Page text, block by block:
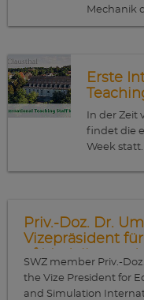
Mechanik
Erste
In der Zeit
findet die
Week statt.
Priv.-Doz. Dr.
Vizepräsident
of Modeling and
International
SWZ member Priv.-
the Vize President for
and Simulation